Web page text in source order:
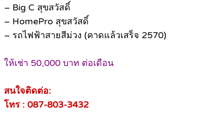
– Big C สุขสวัสดิ์
– HomePro สุขสวัสดิ์
– รถไฟฟ้าสายสีม่วง (คาดแล้วเสร็จ 2570)
ให้เช่า 50,000 บาท ต่อเดือน
สนใจติดต่อ:
โทร : 087-803-3432